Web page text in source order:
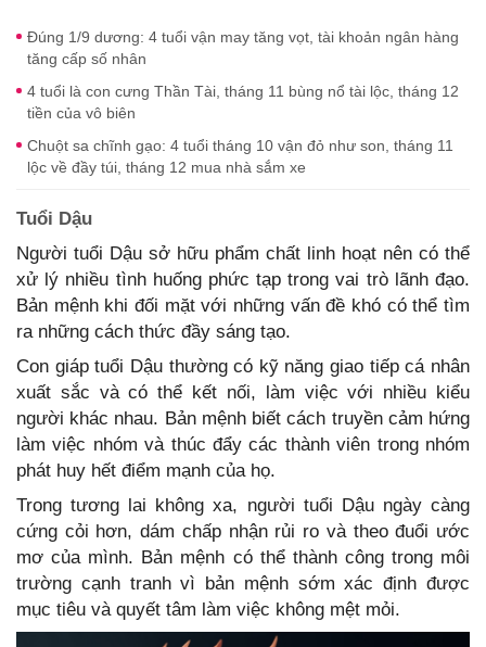
Đúng 1/9 dương: 4 tuổi vận may tăng vọt, tài khoản ngân hàng
tăng cấp số nhân
4 tuổi là con cưng Thần Tài, tháng 11 bùng nổ tài lộc, tháng 12
tiền của vô biên
Chuột sa chĩnh gạo: 4 tuổi tháng 10 vận đỏ như son, tháng 11
lộc về đầy túi, tháng 12 mua nhà sắm xe
Tuổi Dậu
Người tuổi Dậu sở hữu phẩm chất linh hoạt nên có thể
xử lý nhiều tình huống phức tạp trong vai trò lãnh đạo.
Bản mệnh khi đối mặt với những vấn đề khó có thể tìm
ra những cách thức đầy sáng tạo.
Con giáp tuổi Dậu thường có kỹ năng giao tiếp cá nhân
xuất sắc và có thể kết nối, làm việc với nhiều kiểu
người khác nhau. Bản mệnh biết cách truyền cảm hứng
làm việc nhóm và thúc đẩy các thành viên trong nhóm
phát huy hết điểm mạnh của họ.
Trong tương lai không xa, người tuổi Dậu ngày càng
cứng cỏi hơn, dám chấp nhận rủi ro và theo đuổi ước
mơ của mình. Bản mệnh có thể thành công trong môi
trường cạnh tranh vì bản mệnh sớm xác định được
mục tiêu và quyết tâm làm việc không mệt mỏi.